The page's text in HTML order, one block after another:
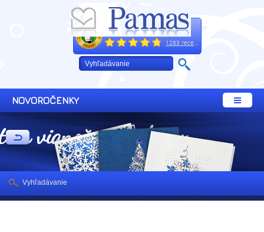
vianočné pozdravy
+421 32 64 02 660
Excelentne
1283 recenzií
NOVOROČENKY
Vyhľadávanie